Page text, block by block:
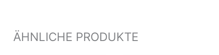
ÄHNLICHE PRODUKTE